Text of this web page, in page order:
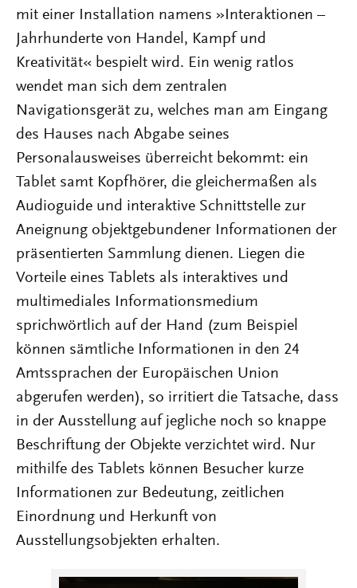
mit einer Installation namens »Interaktionen –
Jahrhunderte von Handel, Kampf und
Kreativität« bespielt wird. Ein wenig ratlos
wendet man sich dem zentralen
Navigationsgerät zu, welches man am Eingang
des Hauses nach Abgabe seines
Personalausweises überreicht bekommt: ein
Tablet samt Kopfhörer, die gleichermaßen als
Audioguide und interaktive Schnittstelle zur
Aneignung objektgebundener Informationen der
präsentierten Sammlung dienen. Liegen die
Vorteile eines Tablets als interaktives und
multimediales Informationsmedium
sprichwörtlich auf der Hand (zum Beispiel
können sämtliche Informationen in den 24
Amtssprachen der Europäischen Union
abgerufen werden), so irritiert die Tatsache, dass
in der Ausstellung auf jegliche noch so knappe
Beschriftung der Objekte verzichtet wird. Nur
mithilfe des Tablets können Besucher kurze
Informationen zur Bedeutung, zeitlichen
Einordnung und Herkunft von
Ausstellungsobjekten erhalten.